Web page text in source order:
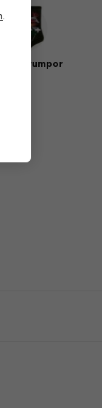
.
strumpor